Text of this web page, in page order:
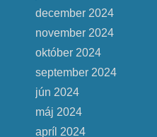
december 2024
november 2024
október 2024
september 2024
jún 2024
máj 2024
apríl 2024